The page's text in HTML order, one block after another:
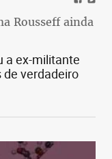
Rousseff ainda
a ex-militante
de verdadeiro